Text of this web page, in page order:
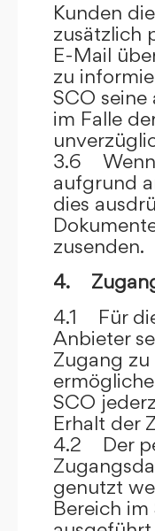
Kunden
zusätzlich
E-Mail
zu
SCO
im Falle
3.6 Wenn
aufgrund
dies
zusenden.
4.
4.1 Für
Anbieter
Zugang
SCO
Erhalt der
4.2 Der
genutzt
Bereich